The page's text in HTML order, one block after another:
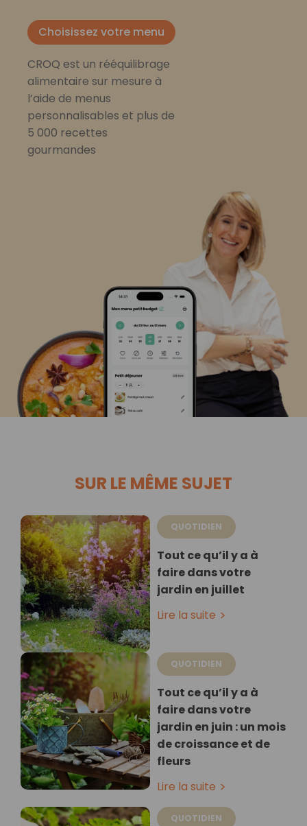
Choisissez votre menu
CROQ est un rééquilibrage
alimentaire sur mesure à
l’aide de menus
personnalisables et plus de
5 000 recettes
gourmandes
SUR LE MÊME SUJET
QUOTIDIEN
Tout ce qu’il y a à
faire dans votre
jardin en juillet
Lire la suite
QUOTIDIEN
Tout ce qu’il y a à
faire dans votre
jardin en juin : un mois
de croissance et de
fleurs
Lire la suite
QUOTIDIEN